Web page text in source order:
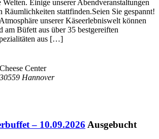
Einige unserer Abendveranstaltungen
Räumlichkeiten stattfinden.Seien Sie gespannt!
unserer Käseerlebniswelt können
am Büfett aus über 35 bestgereiften
aus […]
Center
Hannover
– 10.09.2026 Ausgebucht